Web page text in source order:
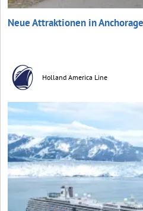
Neue Attraktionen in
Holland America Line